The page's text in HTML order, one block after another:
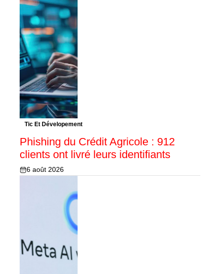
Tic Et Dévelopement
Phishing du Crédit Agricole : 912
clients ont livré leurs identifiants
6 août 2026